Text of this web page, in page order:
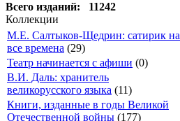
Всего изданий: 11242
Коллекции
М.Е. Салтыков-Щедрин: сатирик на
все времена (29)
Театр начинается с афиши (0)
В.И. Даль: хранитель
великорусского языка (11)
Книги, изданные в годы Великой
Отечественной войны (177)